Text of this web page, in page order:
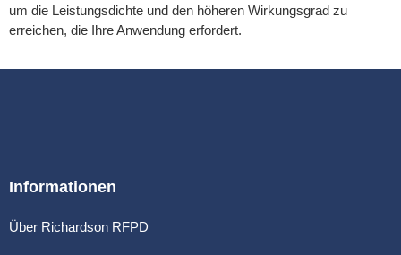
um die Leistungsdichte und den höheren Wirkungsgrad zu
erreichen, die Ihre Anwendung erfordert.
Informationen
Über Richardson RFPD